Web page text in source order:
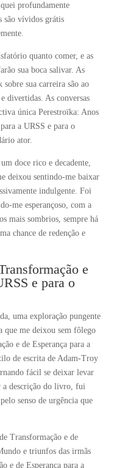
profundamente
são vívidos grátis
quanto comer, e as
sua boca salivar. As
sua carreira são ao
divertidas. As conversas
única Perestroïka: Anos
a URSS e para o
ator.
doce rico e decadente,
deixou sentindo-me baixar
indulgente. Foi
me esperançoso, com a
mais sombrios, sempre há
chance de redenção e
e
e para o
uma exploração pungente
que me deixou sem fôlego
e de Esperança para a
de escrita de Adam-Troy
fácil se deixar levar
a descrição do livro, fui
senso de urgência que
Transformação e de
e triunfos das irmãs
e de Esperança para a